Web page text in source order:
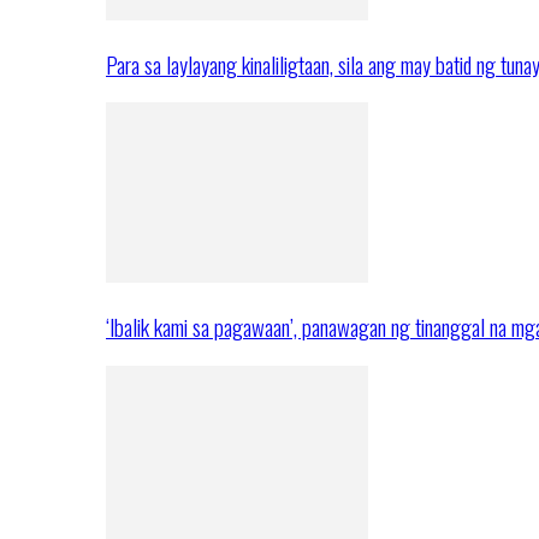
Para sa laylayang kinaliligtaan, sila ang may batid ng
‘Ibalik kami sa pagawaan’, panawagan ng tinanggal na